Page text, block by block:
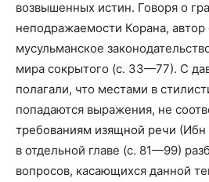
возвышенных истин. Говоря о
неподражаемости Корана, автор
мусульманское
мира сокрытого (с. 33—77). С
полагали, что местами в
попадаются выражения, не
требованиям изящной речи (Ибн
в отдельной главе (с. 81—99)
вопросов, касающихся данной